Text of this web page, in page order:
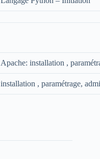
Apache: installation ,
installation , paramétrage,